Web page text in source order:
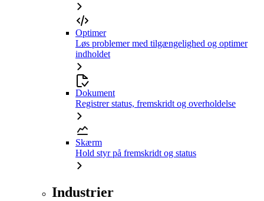
Optimer
Løs problemer med tilgængelighed og optimer
indholdet
Dokument
Registrer status, fremskridt og overholdelse
Skærm
Hold styr på fremskridt og status
Industrier